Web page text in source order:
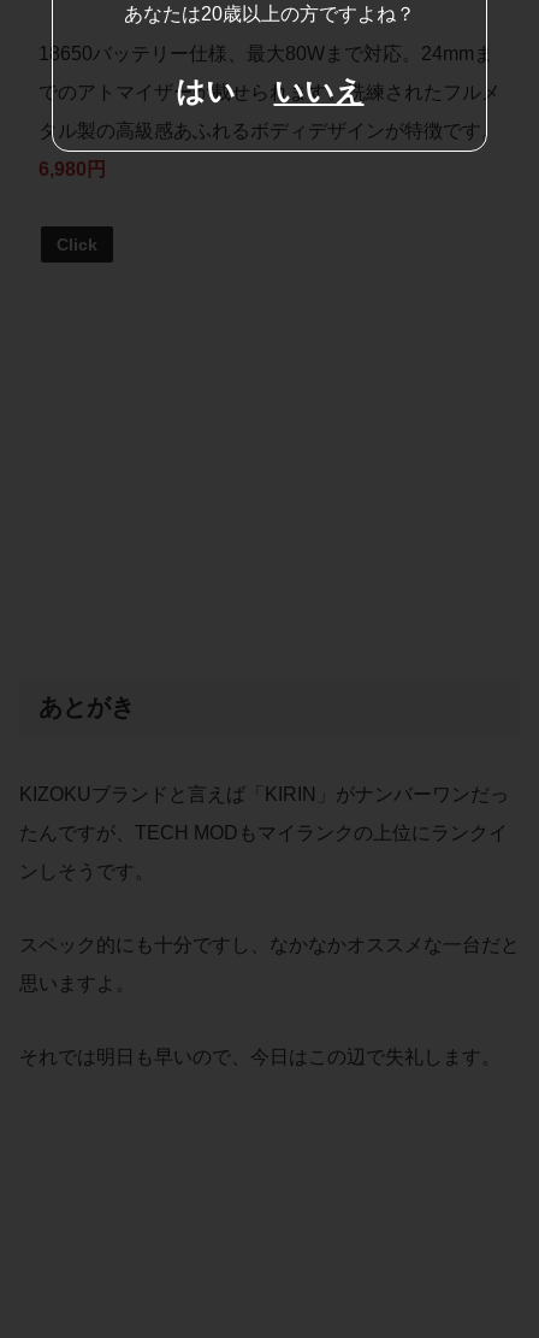
18650バッテリー仕様、最大80Wまで対応。24mmま
でのアトマイザーが載せられます。洗練されたフルメ
タル製の高級感あふれるボディデザインが特徴です。
6,980円
Click
あとがき
KIZOKUブランドと言えば「KIRIN」がナンバーワンだっ
たんですが、TECH MODもマイランクの上位にランクイ
ンしそうです。
スペック的にも十分ですし、なかなかオススメな一台だと
思いますよ。
それでは明日も早いので、今日はこの辺で失礼します。
あなたは20歳以上の方ですよね？
はい いいえ